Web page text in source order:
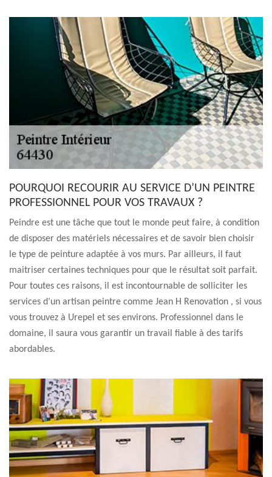
POURQUOI RECOURIR AU SERVICE D’UN PEINTRE
PROFESSIONNEL POUR VOS TRAVAUX ?
Peindre est une tâche que tout le monde peut faire, à condition
de disposer des matériels nécessaires et de savoir bien choisir
le type de peinture adaptée à vos murs. Par ailleurs, il faut
maitriser certaines techniques pour que le résultat soit parfait.
Pour toutes ces raisons, il est incontournable de solliciter les
services d’un artisan peintre comme Jean H Renovation , si vous
vous trouvez à Urepel et ses environs. Professionnel dans le
domaine, il saura vous garantir un travail fiable à des tarifs
abordables.